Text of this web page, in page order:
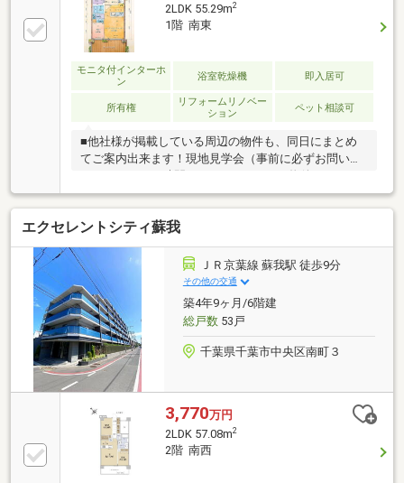
2LDK 55.29m2
1階 南東
モニタ付インターホ
ン
浴室乾燥機 即入居可
所有権
リフォームリノベー
ション
ペット相談可
■他社様が掲載している周辺の物件も、同日にまとめ
てご案内出来ます！現地見学会（事前に必ずお問い合
ご予約についてのお願い※空室の物件においても事前
に鍵の手配が必要な場合があります。※居住中の物件
は事前に居住者様との日程調整が必要になります。お
早めにご予約をお願い致します。■日時※弊社が定休日
の場合でも曜日・時間帯問わず柔軟に対応させて頂き
ますので、まずはご相談ください■資金計画・住宅ロ
ーンのご相談※住宅購入のご相談を随時・無料で承り
ます。将来を見据えた資金計画で、『無理をしない』
マイホーム探しをご提案いたします
エクセレントシティ蘇我
ＪＲ京葉線 蘇我駅 徒歩9分
その他の交通
築4年9ヶ月/6階建
総戸数53戸
千葉県千葉市中央区南町３
3,770万円
2LDK 57.08m2
2階 南西